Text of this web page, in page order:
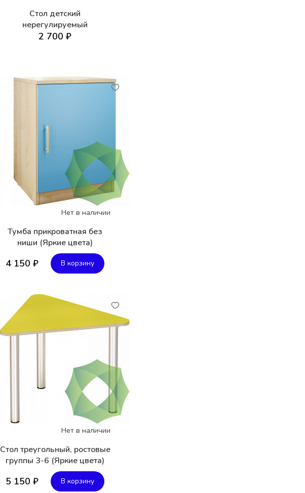
Стол детский
нерегулируемый
2 700 ₽
Нет в наличии
Тумба прикроватная без
ниши (Яркие цвета)
4 150 ₽ В корзину
Нет в наличии
Стол треугольный, ростовые
группы 3-6 (Яркие цвета)
5 150 ₽ В корзину